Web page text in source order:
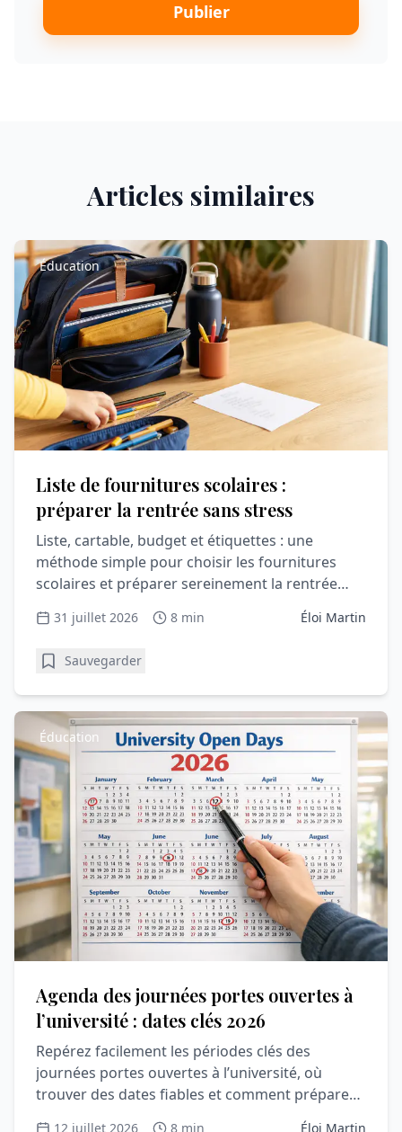
Publier
Articles similaires
Éducation
Liste de fournitures scolaires :
préparer la rentrée sans stress
Liste, cartable, budget et étiquettes : une
méthode simple pour choisir les fournitures
scolaires et préparer sereinement la rentrée
31 juillet 2026 8 min Éloi Martin
Sauvegarder
Éducation
Agenda des journées portes ouvertes à
l’université : dates clés 2026
Repérez facilement les périodes clés des
journées portes ouvertes à l’université, où
trouver des dates fiables et comment préparer
12 juillet 2026 8 min Éloi Martin